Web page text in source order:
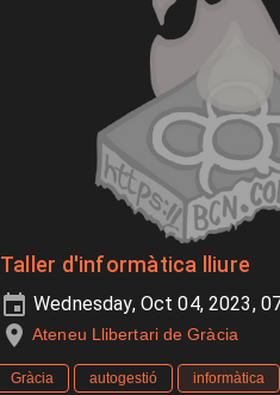
Taller d'informàtica lliure
Wednesday, Oct 04, 2023,
Ateneu Llibertari de Gràcia
Gràcia autogestió informàtica